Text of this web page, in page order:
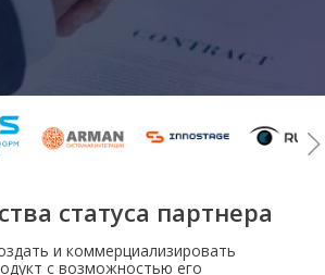
статуса партнера
и коммерциализировать
с возможностью его